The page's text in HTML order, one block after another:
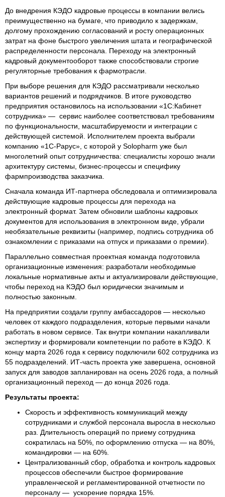
До внедрения КЭДО кадровые процессы в компании велись
преимущественно на бумаге, что приводило к задержкам,
долгому прохождению согласований и росту операционных
затрат на фоне быстрого увеличения штата и географической
распределенности персонала. Переходу на электронный
кадровый документооборот также способствовали строгие
регуляторные требования к фармотрасли.
При выборе решения для КЭДО рассматривали несколько
вариантов решений и подрядчиков. В итоге руководство
предприятия остановилось на использовании «1С:Кабинет
сотрудника» — сервис наиболее соответствовал требованиям
по функциональности, масштабируемости и интеграции с
действующей системой. Исполнителем проекта выбрали
компанию «1С‑Рарус», с которой у Solopharm уже был
многолетний опыт сотрудничества: специалисты хорошо знали
архитектуру системы, бизнес‑процессы и специфику
фармпроизводства заказчика.
Сначала команда ИТ-партнера обследовала и оптимизировала
действующие кадровые процессы для перехода на
электронный формат. Затем обновили шаблоны кадровых
документов для использования в электронном виде, убрали
необязательные реквизиты (например, подпись сотрудника об
ознакомлении с приказами на отпуск и приказами о премии).
Параллельно совместная проектная команда подготовила
организационные изменения: разработали необходимые
локальные нормативные акты и актуализировали действующие,
чтобы переход на КЭДО был юридически значимым и
полностью законным.
На предприятии создали группу амбассадоров — несколько
человек от каждого подразделения, которые первыми начали
работать в новом сервисе. Так внутри компании накапливали
экспертизу и формировали компетенции по работе в КЭДО. К
концу марта 2026 года к сервису подключили 602 сотрудника из
55 подразделений. ИТ‑часть проекта уже завершена, основной
запуск для заводов запланирован на осень 2026 года, а полный
организационный переход — до конца 2026 года.
Результаты проекта:
Скорость и эффективность коммуникаций между
сотрудниками и службой персонала выросла в несколько
раз. Длительность операций по приему сотрудника
сократилась на 50%, по оформлению отпуска — на 80%,
командировки — на 60%.
Централизованный сбор, обработка и контроль кадровых
процессов обеспечили быстрое формирование
управленческой и регламентированной отчетности по
персоналу — ускорение порядка 15%.